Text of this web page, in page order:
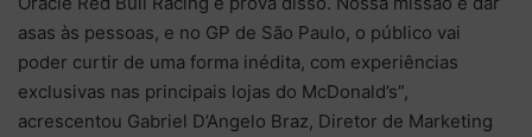
asas às pessoas, e no GP de São Paulo, o público vai
poder curtir de uma forma inédita, com experiências
exclusivas nas principais lojas do McDonald’s”,
acrescentou Gabriel D’Angelo Braz, Diretor de Marketing